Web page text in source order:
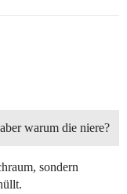
warum die niere?
sondern